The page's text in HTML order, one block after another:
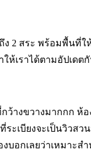
2 สระ พร้อมพื้นที่
ห้เราได้ตามอัปเด
กว้างขวางมากกก
ะเบียงจะเป็นวิว
อกเลยว่าเหมาะส